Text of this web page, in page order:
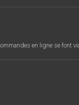
en ligne se font